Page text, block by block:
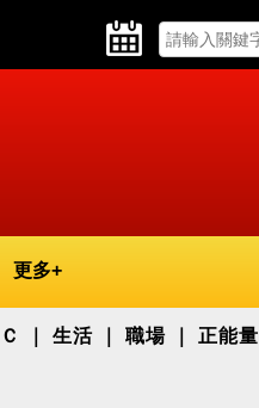
更多+
生活 職場 正能量